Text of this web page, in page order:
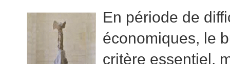
En période de
économiques, le
critère essentiel,